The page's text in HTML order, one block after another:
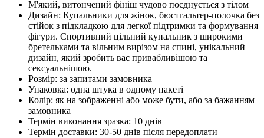
М'який, витончений фініш чудово поєднується з тілом
Дизайн: Купальники для жінок, бюстгальтер-полочка без
стійок з підкладкою для легкої підтримки та формування
фігури. Спортивний цільний купальник з широкими
бретельками та вільним вирізом на спині, унікальний
дизайн, який зробить вас привабливішою та
сексуальнішою.
Розмір: за запитами замовника
Упаковка: одна штука в одному пакеті
Колір: як на зображенні або може бути, або за бажанням
замовника
Термін виконання зразка: 10 днів
Термін доставки: 30-50 днів після передоплати